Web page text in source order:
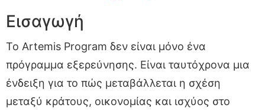
Εισαγωγή
Το Artemis Program δεν είναι μόνο ένα
πρόγραμμα εξερεύνησης. Είναι ταυτόχρονα μια
ένδειξη για το πώς μεταβάλλεται η σχέση
μεταξύ κράτους, οικονομίας και ισχύος στο